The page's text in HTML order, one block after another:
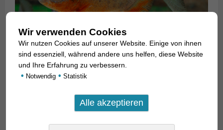
Wir verwenden Cookies
Wir nutzen Cookies auf unserer Website. Einige von ihnen
sind essenziell, während andere uns helfen, diese Website
und Ihre Erfahrung zu verbessern.
• Notwendig • Statistik